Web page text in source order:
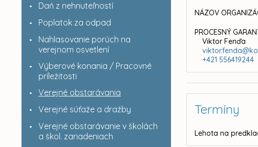
Daň z nehnuteľností
Poplatok za odpad
Nahlasovanie porúch na
verejnom osvetlení
Výberové konania / Pracovné
príležitosti
Verejné obstarávania
Verejné súťaže a dražby
Verejné obstarávanie v školách
a škol. zariadeniach
NÁZOV
PROCESNÝ
Viktor Fenďa
+421 556419244
Termíny
Lehota na